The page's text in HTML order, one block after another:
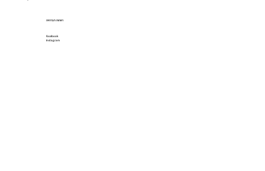
רשתות חברתיות
Facebook
Instagram